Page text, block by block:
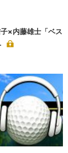
×内藤雄士「ベス